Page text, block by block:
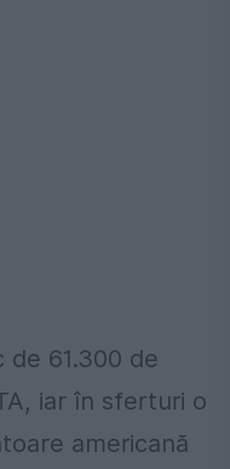
de 61.300 de
iar în sferturi o
americană